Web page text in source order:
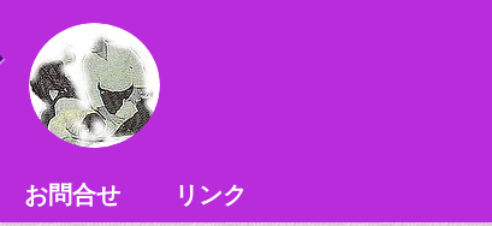
お問合せ リンク